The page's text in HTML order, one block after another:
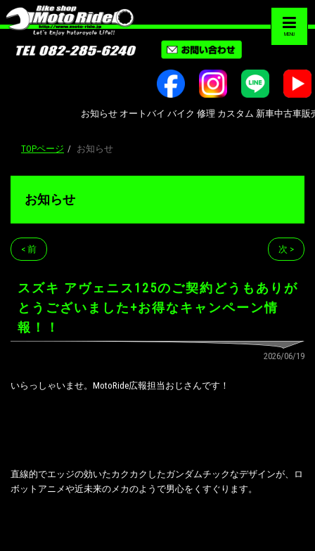
MENU
お知らせ オートバイ バイク 修理 カスタム 新車中古車販売
TOPページ お知らせ
お知らせ
< 前 次 >
スズキ アヴェニス125のご契約どうもありが
とうございました+お得なキャンペーン情
報！！
2026/06/19
いらっしゃいませ。MotoRide広報担当おじさんです！
直線的でエッジの効いたカクカクしたガンダムチックなデザインが、ロ
ボットアニメや近未来のメカのようで男心をくすぐります。